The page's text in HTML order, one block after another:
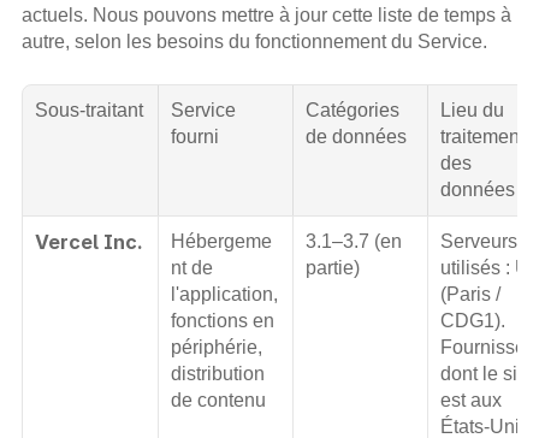
actuels. Nous pouvons mettre à jour cette liste de temps à
autre, selon les besoins du fonctionnement du Service.
Sous-traitant
Service
fourni
Catégories
de données
Lieu du
traitement
des
données
Vercel Inc.
Hébergeme
nt de
l'application,
fonctions en
périphérie,
distribution
de contenu
3.1–3.7 (en
partie)
Serveurs
utilisés :
(Paris /
CDG1).
dont le
est aux
États-Unis.